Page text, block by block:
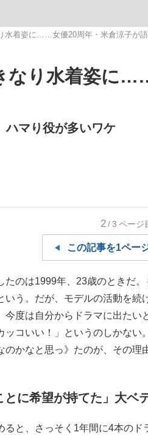
った」侍ジャパン選手が証言した
と言って…」サッカー日本代表・森
すべて
水着姿に……女優20周年・米倉涼子が語
なり水着姿に
ハマり役が多いワケ
2/3 ページ
この記事を1ペー
のは1999年、23歳のときだ
いう。だが、モデルの活動を
今度は自分からドラマに出た
ッコいい！」というのしかな
のかなと思っ》たのが、その理
とに希望が持てた」大ベ
と、さっそく1年間に4本のド